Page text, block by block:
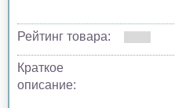
Рейтинг товара:
Краткое
описание: